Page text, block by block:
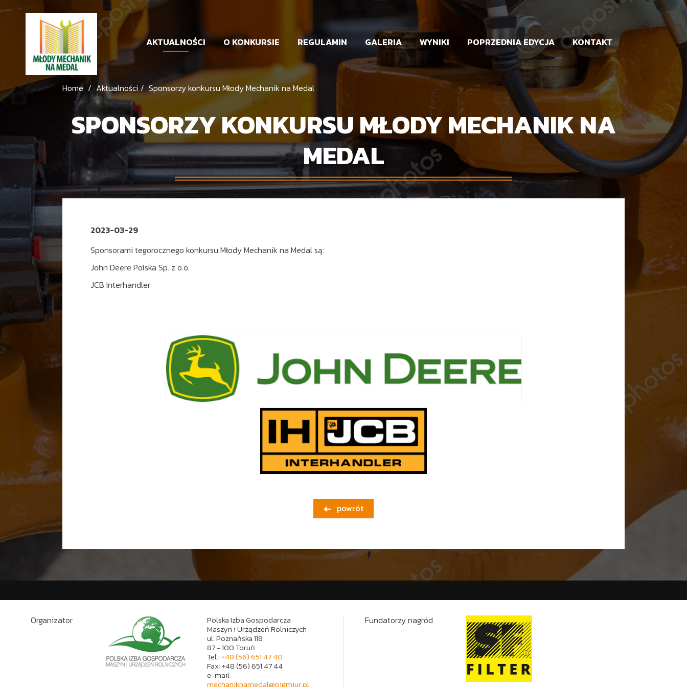
AKTUALNOŚCI O KONKURSIE REGULAMIN GALERIA WYNIKI POPRZEDNIA EDYCJA KONTAKT
Home Aktualności Sponsorzy konkursu Młody Mechanik na Medal
SPONSORZY KONKURSU MŁODY MECHANIK NA
MEDAL
2023-03-29
Sponsorami tegorocznego konkursu Młody Mechanik na Medal są:
John Deere Polska Sp. z o.o.
JCB Interhandler
 powrót
Organizator Polska Izba Gospodarcza
Maszyn i Urządzeń Rolniczych
ul. Poznańska 118
87 - 100 Toruń
Tel.:+48 (56) 651 47 40
Fax: +48 (56) 651 47 44
e-mail:
mechaniknamedal@pigmiur.pl
Fundatorzy nagród